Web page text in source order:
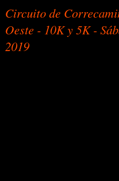
Circuito de
Oeste - 10K y 5K -
2019